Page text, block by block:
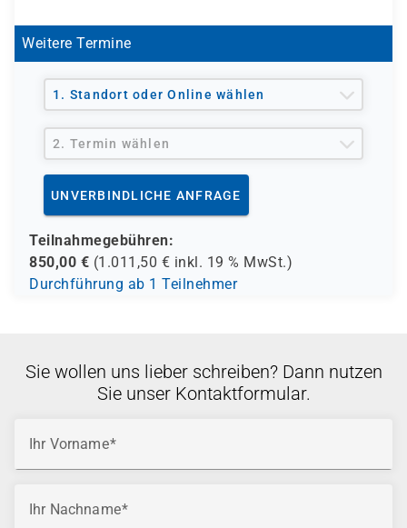
Diese FortiAnalyzer Schulung ist ideal für alle, die
Fortinet Security Fabric Komponenten administrieren
oder vertiefte Kenntnisse im Bereich Netzwerk-
Sicherheit erwerben möchten.
Weitere Termine
1. Standort oder Online wählen
2. Termin wählen
UNVERBINDLICHE ANFRAGE
Teilnahmegebühren:
850,00 € (1.011,50 € inkl. 19 % MwSt.)
Durchführung ab 1 Teilnehmer
Sie wollen uns lieber schreiben? Dann nutzen
Sie unser Kontaktformular.
Ihr Vorname
Ihr Nachname